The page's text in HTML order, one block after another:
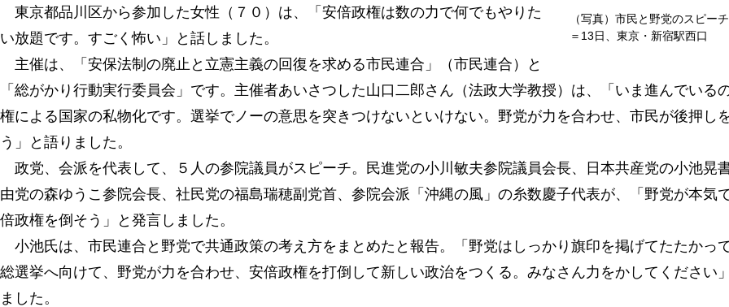
（写真）市民と野党のスピー
＝13日、東京・新宿駅西口
東京都品川区から参加した女性（７０）は、「安倍政権は数の力で何でもやりた
い放題です。すごく怖い」と話しました。
主催は、「安保法制の廃止と立憲主義の回復を求める市民連合」（市民連合）と
「総がかり行動実行委員会」です。主催者あいさつした山口二郎さん（法政大学教授）は、「いま進んでいる
権による国家の私物化です。選挙でノーの意思を突きつけないといけない。野党が力を合わせ、市民が後押し
う」と語りました。
政党、会派を代表して、５人の参院議員がスピーチ。民進党の小川敏夫参院議員会長、日本共産党の小池晃
由党の森ゆうこ参院会長、社民党の福島瑞穂副党首、参院会派「沖縄の風」の糸数慶子代表が、「野党が本気
倍政権を倒そう」と発言しました。
小池氏は、市民連合と野党で共通政策の考え方をまとめたと報告。「野党はしっかり旗印を掲げてたたかって
総選挙へ向けて、野党が力を合わせ、安倍政権を打倒して新しい政治をつくる。みなさん力をかしてください
ました。